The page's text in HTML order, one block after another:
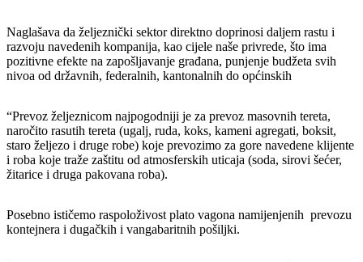
Naglašava da željeznički sektor direktno doprinosi daljem rastu i
razvoju navedenih kompanija, kao cijele naše privrede, što ima
pozitivne efekte na zapošljavanje građana, punjenje budžeta svih
nivoa od državnih, federalnih, kantonalnih do općinskih
“Prevoz željeznicom najpogodniji je za prevoz masovnih tereta,
naročito rasutih tereta (ugalj, ruda, koks, kameni agregati, boksit,
staro željezo i druge robe) koje prevozimo za gore navedene klijente
i roba koje traže zaštitu od atmosferskih uticaja (soda, sirovi šećer,
žitarice i druga pakovana roba).
Posebno ističemo raspoloživost plato vagona namijenjenih prevozu
kontejnera i dugačkih i vangabaritnih pošiljki.